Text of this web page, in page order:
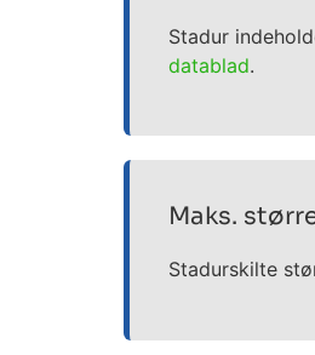
Stadur
datablad.
Maks.
Stadurskilte